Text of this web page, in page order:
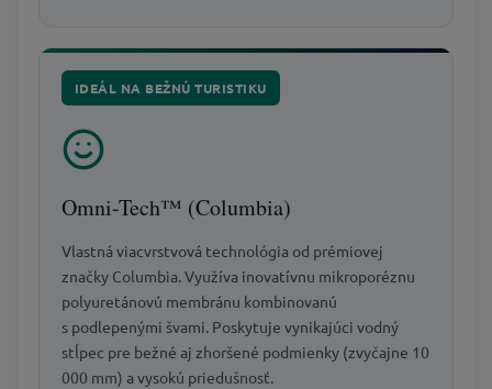
IDEÁL NA BEŽNÚ TURISTIKU
Omni-Tech™ (Columbia)
Vlastná viacvrstvová technológia od prémiovej
značky Columbia. Využíva inovatívnu mikroporéznu
polyuretánovú membránu kombinovanú
s podlepenými švami. Poskytuje vynikajúci vodný
stĺpec pre bežné aj zhoršené podmienky (zvyčajne 10
000 mm) a vysokú priedušnosť.